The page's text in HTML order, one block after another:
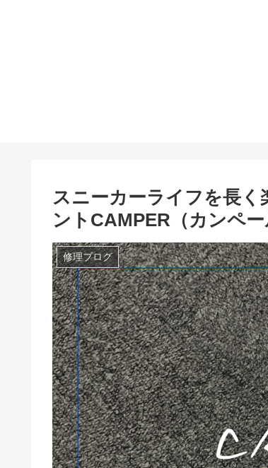
スニーカーライフを長
ントCAMPER（カンペ
修理ブログ